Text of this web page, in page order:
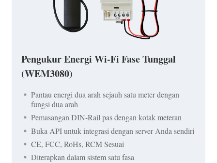
Pengukur Energi Wi-Fi Fase Tunggal
(WEM3080)
Pantau energi dua arah sejauh satu meter dengan
fungsi dua arah
Pemasangan DIN-Rail pas dengan kotak meteran
Buka API untuk integrasi dengan server Anda sendiri
CE, FCC, RoHs, RCM Sesuai
Diterapkan dalam sistem satu fasa